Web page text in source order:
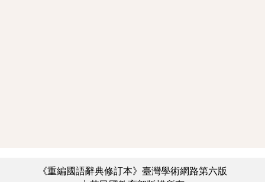
《重編國語辭典修訂本》臺灣學術網路第六版